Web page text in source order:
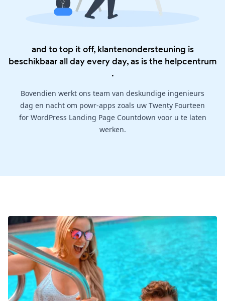
and to top it off, klantenondersteuning is
beschikbaar all day every day, as is the helpcentrum
.
Bovendien werkt ons team van deskundige ingenieurs
dag en nacht om powr-apps zoals uw Twenty Fourteen
for WordPress Landing Page Countdown voor u te laten
werken.